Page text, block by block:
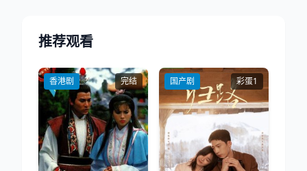
推荐观看
香港剧 完结 国产剧 彩蛋1